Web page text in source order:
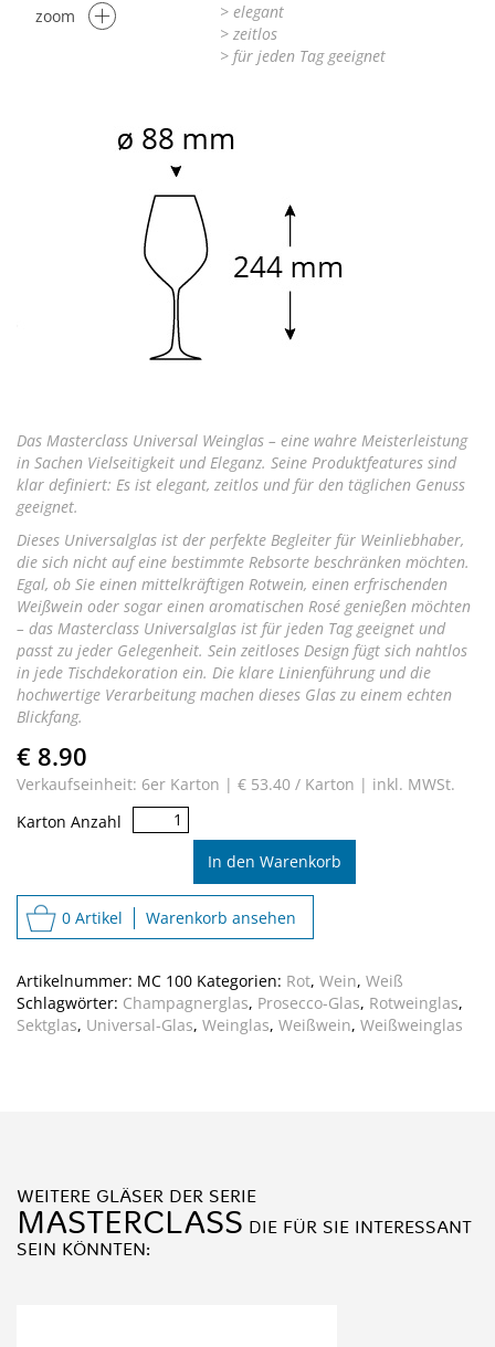
zoom
> elegant
> zeitlos
> für jeden Tag geeignet
Das Masterclass Universal Weinglas – eine wahre Meisterleistung
in Sachen Vielseitigkeit und Eleganz. Seine Produktfeatures sind
klar definiert: Es ist elegant, zeitlos und für den täglichen Genuss
geeignet.
Dieses Universalglas ist der perfekte Begleiter für Weinliebhaber,
die sich nicht auf eine bestimmte Rebsorte beschränken möchten.
Egal, ob Sie einen mittelkräftigen Rotwein, einen erfrischenden
Weißwein oder sogar einen aromatischen Rosé genießen möchten
– das Masterclass Universalglas ist für jeden Tag geeignet und
passt zu jeder Gelegenheit. Sein zeitloses Design fügt sich nahtlos
in jede Tischdekoration ein. Die klare Linienführung und die
hochwertige Verarbeitung machen dieses Glas zu einem echten
Blickfang.
€ 8.90
Verkaufseinheit: 6er Karton | € 53.40 / Karton | inkl. MWSt.
Karton Anzahl
Universal
Menge
In den Warenkorb
0 Artikel Warenkorb ansehen
Artikelnummer: MC 100 Kategorien: Rot, Wein, Weiß
Schlagwörter: Champagnerglas, Prosecco-Glas, Rotweinglas,
Sektglas, Universal-Glas, Weinglas, Weißwein, Weißweinglas
WEITERE GLÄSER DER SERIE
MASTERCLASS DIE FÜR SIE INTERESSANT
SEIN KÖNNTEN: